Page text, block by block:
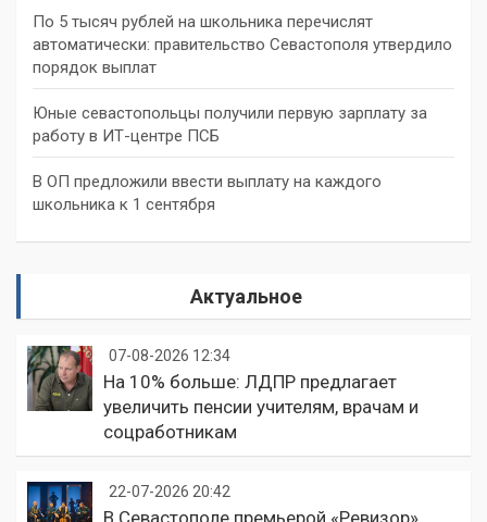
По 5 тысяч рублей на школьника перечислят
автоматически: правительство Севастополя утвердило
порядок выплат
Юные севастопольцы получили первую зарплату за
работу в ИТ-центре ПСБ
В ОП предложили ввести выплату на каждого
школьника к 1 сентября
Актуальное
07-08-2026 12:34
На 10% больше: ЛДПР предлагает
увеличить пенсии учителям, врачам и
соцработникам
22-07-2026 20:42